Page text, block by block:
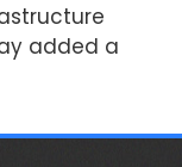
added a